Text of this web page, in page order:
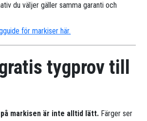
du väljer gäller samma garanti och
för markiser här.
tygprov till
markisen är inte alltid lätt. Färger ser